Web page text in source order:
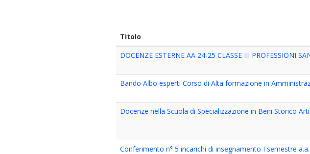
Titolo
DOCENZE ESTERNE AA 24-25 CLASSE III PROFESSIONI
Bando Albo esperti Corso di Alta formazione in
Docenze nella Scuola di Specializzazione in Beni Storico
Conferimento n° 5 incarichi di insegnamento I semestre